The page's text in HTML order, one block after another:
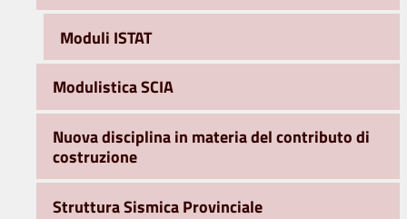
Moduli ISTAT
Modulistica SCIA
Nuova disciplina in materia del contributo di
costruzione
Struttura Sismica Provinciale